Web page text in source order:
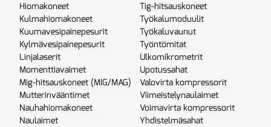
Hiomakoneet
Kulmahiomakoneet
Kuumavesipainepesurit
Kylmävesipainepesurit
Linjalaserit
Momenttiavaimet
Mig-hitsauskoneet (MIG/MAG)
Mutterinvääntimet
Nauhahiomakoneet
Naulaimet
Tig-hitsauskoneet
Työkalumoduulit
Työkaluvaunut
Työntömitat
Ulkomikrometrit
Upotussahat
Valovirta kompressorit
Viimeistelynaulaimet
Voimavirta kompressorit
Yhdistelmäsahat